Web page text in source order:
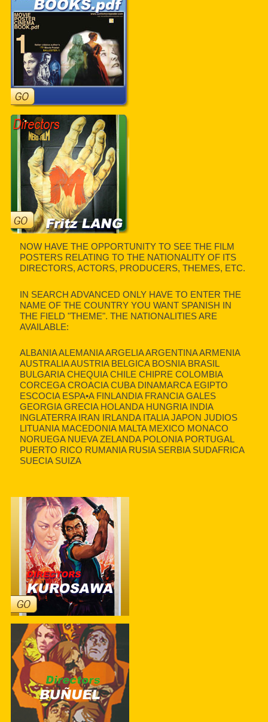
NOW HAVE THE OPPORTUNITY TO SEE THE FILM
POSTERS RELATING TO THE NATIONALITY OF ITS
DIRECTORS, ACTORS, PRODUCERS, THEMES, ETC.
IN SEARCH ADVANCED ONLY HAVE TO ENTER THE
NAME OF THE COUNTRY YOU WANT SPANISH IN
THE FIELD "THEME". THE NATIONALITIES ARE
AVAILABLE:
ALBANIA ALEMANIA ARGELIA ARGENTINA ARMENIA
AUSTRALIA AUSTRIA BELGICA BOSNIA BRASIL
BULGARIA CHEQUIA CHILE CHIPRE COLOMBIA
CORCEGA CROACIA CUBA DINAMARCA EGIPTO
ESCOCIA ESPA•A FINLANDIA FRANCIA GALES
GEORGIA GRECIA HOLANDA HUNGRIA INDIA
INGLATERRA IRAN IRLANDA ITALIA JAPON JUDIOS
LITUANIA MACEDONIA MALTA MEXICO MONACO
NORUEGA NUEVA ZELANDA POLONIA PORTUGAL
PUERTO RICO RUMANIA RUSIA SERBIA SUDAFRICA
SUECIA SUIZA